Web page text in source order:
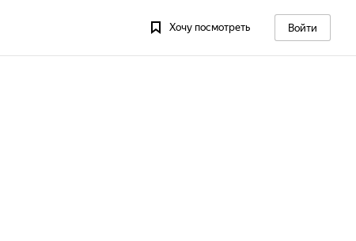
Хочу посмотреть Войти